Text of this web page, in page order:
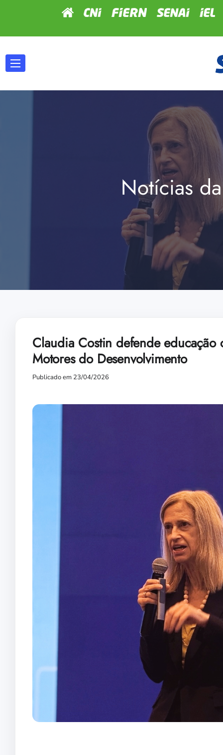
Notícias
Claudia Costin defende
Motores do Desenvolvimento
Publicado em 23/04/2026